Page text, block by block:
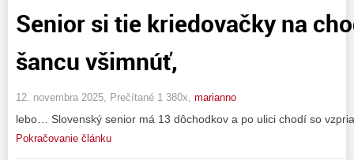
Senior si tie kriedovačky na
šancu všimnúť,
12. novembra 2025, Prečítané 1 380x, marianno
lebo… Slovenský senior má 13 dôchodkov a po ulici chodí so
Pokračovanie článku